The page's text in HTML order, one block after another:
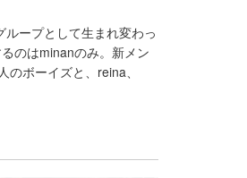
ープとして生まれ変わっ
のはminanのみ。新メン
ボーイズと、reina、